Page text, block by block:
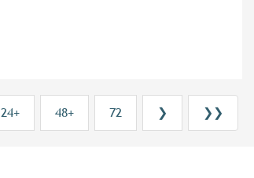
24+ 48+ 72 ❯ ❯❯